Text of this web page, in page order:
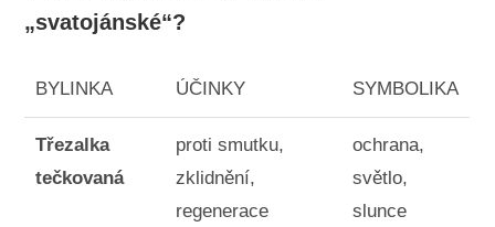
„svatojánské“?
BYLINKA ÚČINKY SYMBOLIKA
Třezalka
tečkovaná
proti smutku,
zklidnění,
regenerace
ochrana,
světlo,
slunce